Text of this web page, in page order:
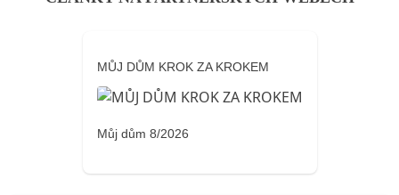
MŮJ DŮM KROK ZA KROKEM
Můj dům 8/2026